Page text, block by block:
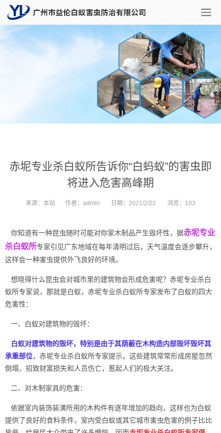
赤坭专业杀白蚁所告诉你“白蚂蚁”的害虫即
将进入危害高峰期
来源： 本站 作者： admin 日期： 2021/2/22 浏览： 103
你知道有一种昆虫随时可能对你家木制品产生毁坏性，据赤坭专业
杀白蚁所专家引见广东地域在每年清明过后，天气温度会逐步攀升，
这样会一种害虫提供外飞良好的环境。
想晓得什么 昆虫会对城市里的建筑物会形成危害呢？赤坭专业杀白
蚁所专家说，那就是白蚁，赤坭专业杀白蚁所专家发布了白蚁的四大
危害性：
一、白蚁对建筑物的毁坏：
白蚁对建筑物的毁坏，特别是由于其荫蔽在木构造内部毁坏毁坏其
承重部位，赤坭专业杀白蚁所专家提示，这些建筑常常形成房屋忽然
倒塌，招致财富损失和人员伤亡，惹起人们的极大关注。
二、对木制家具的危害：
依据室内装饰装潢所用的木构件有逐年增加的趋向，这样也为白蚁
提供了良好的食料条件，室内受白蚁或其它城市害虫危害的例子比比